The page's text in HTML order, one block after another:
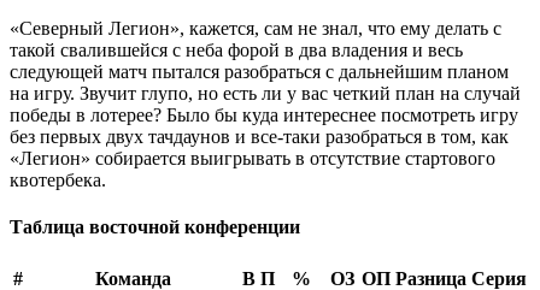
«Северный Легион», кажется, сам не знал, что ему делать с
такой свалившейся с неба форой в два владения и весь
следующей матч пытался разобраться с дальнейшим планом
на игру. Звучит глупо, но есть ли у вас четкий план на случай
победы в лотерее? Было бы куда интереснее посмотреть игру
без первых двух тачдаунов и все-таки разобраться в том, как
«Легион» собирается выигрывать в отсутствие стартового
квотербека.
Таблица восточной конференции
# Команда В П % ОЗ ОП Разница Серия